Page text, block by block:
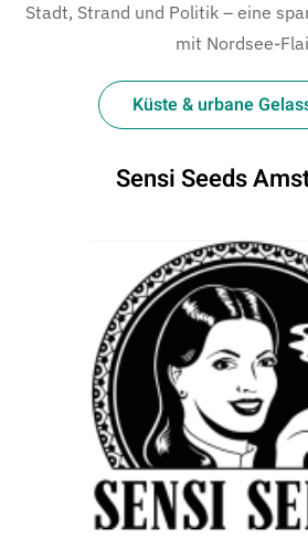
Stadt, Strand und Politik – eine
mit Nordsee-
Küste & urbane
Sensi Seeds